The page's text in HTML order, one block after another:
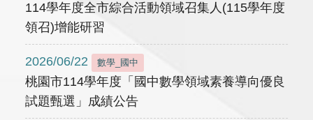
114學年度全市綜合活動領域召集人(115學年度
領召)增能研習
2026/06/22 數學_國中
桃園市114學年度「國中數學領域素養導向優良
試題甄選」成績公告